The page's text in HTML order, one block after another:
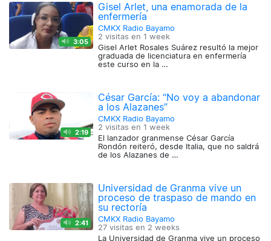
3:05
Gisel Arlet, una enamorada de la
enfermería
CMKX Radio Bayamo
2 visitas en 1 week
Gisel Arlet Rosales Suárez resultó la mejor
graduada de licenciatura en enfermería
este curso en la …
2:19
César García: “No voy a abandonar
a los Alazanes”
CMKX Radio Bayamo
2 visitas en 1 week
El lanzador granmense César García
Rondón reiteró, desde Italia, que no saldrá
de los Alazanes de …
2:41
Universidad de Granma vive un
proceso de traspaso de mando en
su rectoría
CMKX Radio Bayamo
27 visitas en 2 weeks
La Universidad de Granma vive un proceso